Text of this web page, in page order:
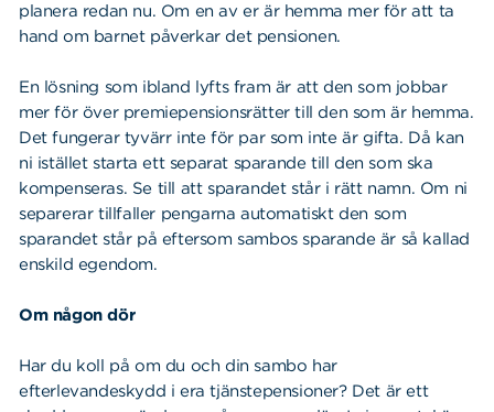
planera redan nu. Om en av er är hemma mer för att ta
hand om barnet påverkar det pensionen.
En lösning som ibland lyfts fram är att den som jobbar
mer för över premiepensionsrätter till den som är hemma.
Det fungerar tyvärr inte för par som inte är gifta. Då kan
ni istället starta ett separat sparande till den som ska
kompenseras. Se till att sparandet står i rätt namn. Om ni
separerar tillfaller pengarna automatiskt den som
sparandet står på eftersom sambos sparande är så kallad
enskild egendom.
Om någon dör
Har du koll på om du och din sambo har
efterlevandeskydd i era tjänstepensioner? Det är ett